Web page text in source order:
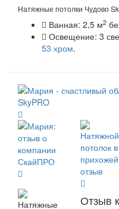
Натяжные потолки Чудово
Ванная: 2,5 м2
Освещение: 3
53 хром.
Отзыв